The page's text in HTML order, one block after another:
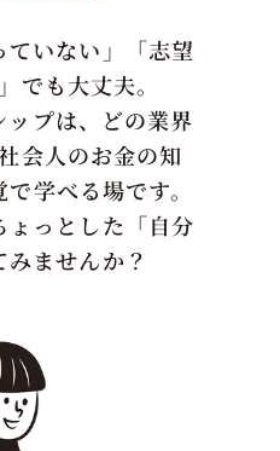
ていない」「志望
でも大丈夫。
ップは、どの業界
会人のお金の知
学べる場です。
っとした「自分
ませんか？